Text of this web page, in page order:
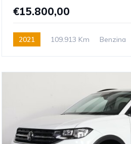
€15.800,00
2021 109.913 Km Benzina